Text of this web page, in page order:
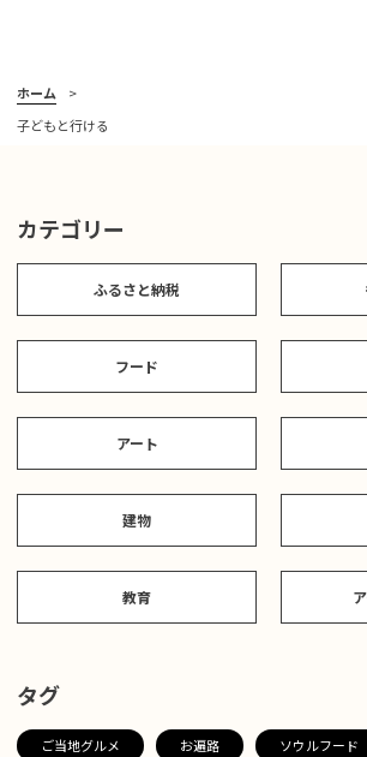
ホーム
子どもと行ける
カテゴリー
ふるさと納税
フード
アート
建物
教育
タグ
ご当地グルメ お遍路 ソウルフード